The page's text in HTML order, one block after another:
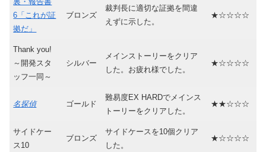
6「これが証
拠だ」
ブロンズ
裁判長に適切な証拠を間違
えずに示した。
★☆☆☆☆
Thank you!
～開発スタ
ッフ一同～
シルバー
メインストーリーをクリア
した。お疲れ様でした。
★☆☆☆☆
名探偵 ゴールド
難易度EX HARDでメインス
トーリーをクリアした。
★★☆☆☆
サイドケー
ス10
ブロンズ
サイドケースを10個クリア
した。
★☆☆☆☆